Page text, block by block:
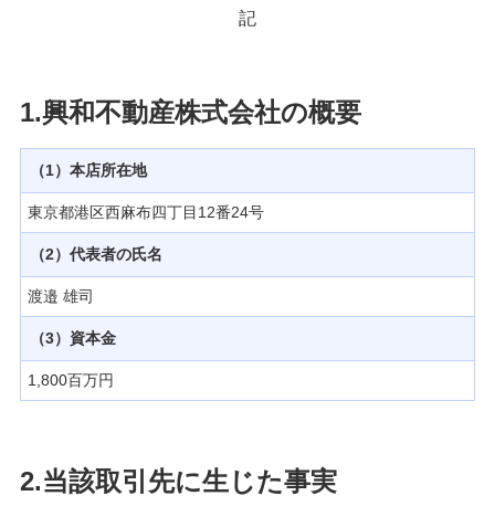
記
1.興和不動産株式会社の概要
（1）本店所在地
東京都港区西麻布四丁目12番24号
（2）代表者の氏名
渡邉 雄司
（3）資本金
1,800百万円
2.当該取引先に生じた事実